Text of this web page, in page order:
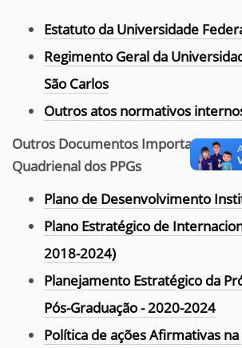
Estatuto da Universidade
Regimento Geral da
São Carlos
Outros atos normativos
Outros Documentos Importantes
Quadrienal dos PPGs
Plano de Desenvolvimento
Plano Estratégico de
2018-2024)
Planejamento Estratégico da
Pós-Graduação - 2020-2024
Política de ações Afirmativas na